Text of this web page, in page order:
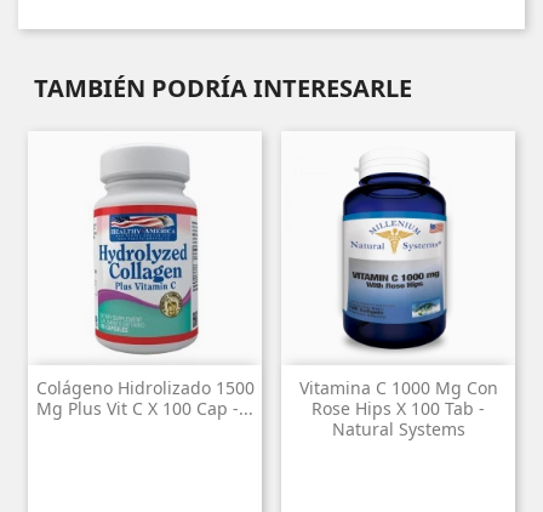
TAMBIÉN PODRÍA INTERESARLE
Colágeno Hidrolizado 1500
Mg Plus Vit C X 100 Cap -...
Vitamina C 1000 Mg Con
Rose Hips X 100 Tab -
Natural Systems